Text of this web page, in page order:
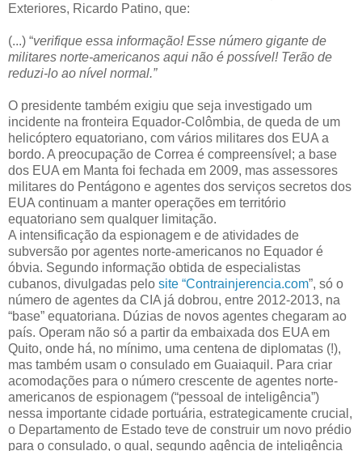
Exteriores, Ricardo Patino, que:
(...) “verifique essa informação! Esse número gigante de
militares norte-americanos aqui não é possível! Terão de
reduzi-lo ao nível normal.”
O presidente também exigiu que seja investigado um
incidente na fronteira Equador-Colômbia, de queda de um
helicóptero equatoriano, com vários militares dos EUA a
bordo. A preocupação de Correa é compreensível; a base
dos EUA em Manta foi fechada em 2009, mas assessores
militares do Pentágono e agentes dos serviços secretos dos
EUA continuam a manter operações em território
equatoriano sem qualquer limitação.
A intensificação da espionagem e de atividades de
subversão por agentes norte-americanos no Equador é
óbvia. Segundo informação obtida de especialistas
cubanos, divulgadas pelo site “Contrainjerencia.com”, só o
número de agentes da CIA já dobrou, entre 2012-2013, na
“base” equatoriana. Dúzias de novos agentes chegaram ao
país. Operam não só a partir da embaixada dos EUA em
Quito, onde há, no mínimo, uma centena de diplomatas (!),
mas também usam o consulado em Guaiaquil. Para criar
acomodações para o número crescente de agentes norte-
americanos de espionagem (“pessoal de inteligência”)
nessa importante cidade portuária, estrategicamente crucial,
o Departamento de Estado teve de construir um novo prédio
para o consulado, o qual, segundo agência de inteligência